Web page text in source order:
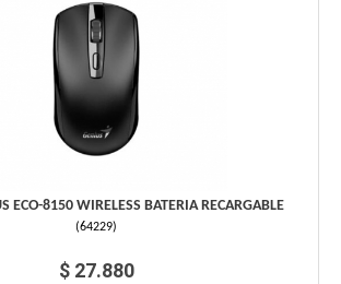
ECO-8150 WIRELESS BATERIA RECARGABLE
(64229)
$ 27.880